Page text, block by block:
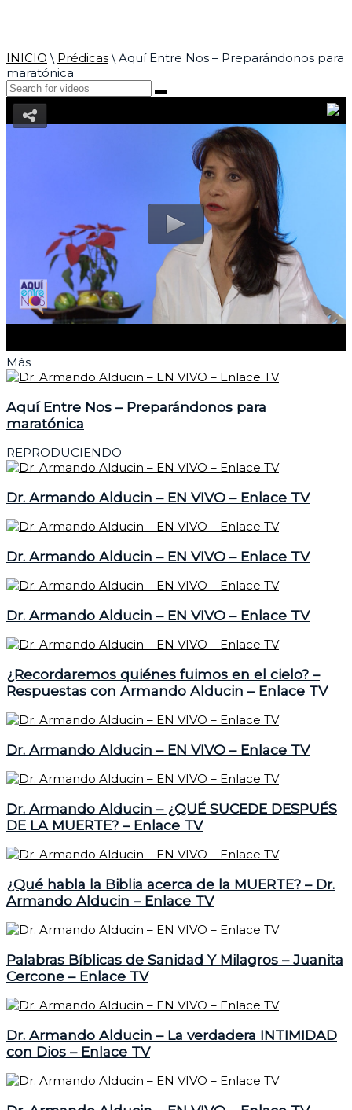
INICIO \ Prédicas\ Aquí Entre Nos – Preparándonos para
maratónica
Más
Aquí Entre Nos – Preparándonos para
maratónica
REPRODUCIENDO
Dr. Armando Alducin – EN VIVO – Enlace TV
Dr. Armando Alducin – EN VIVO – Enlace TV
Dr. Armando Alducin – EN VIVO – Enlace TV
¿Recordaremos quiénes fuimos en el cielo? –
Respuestas con Armando Alducin – Enlace TV
Dr. Armando Alducin – EN VIVO – Enlace TV
Dr. Armando Alducin – ¿QUÉ SUCEDE DESPUÉS
DE LA MUERTE? – Enlace TV
¿Qué habla la Biblia acerca de la MUERTE? – Dr.
Armando Alducin – Enlace TV
Palabras Bíblicas de Sanidad Y Milagros – Juanita
Cercone – Enlace TV
Dr. Armando Alducin – La verdadera INTIMIDAD
con Dios – Enlace TV